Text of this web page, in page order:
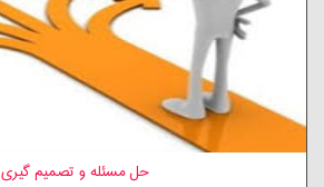
حل مسئله و تصمیم گیری